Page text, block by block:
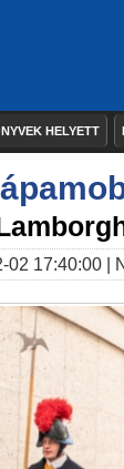
HELYETT
17:40:00 |